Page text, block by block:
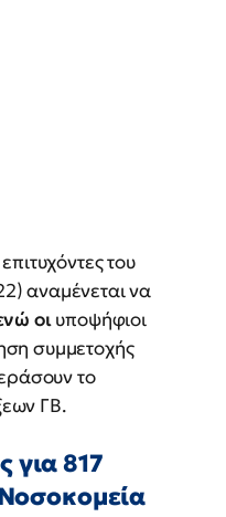
του
αναμένεται να
οιυποψήφιοι
συμμετοχής
το
ΓΒ.
για 817